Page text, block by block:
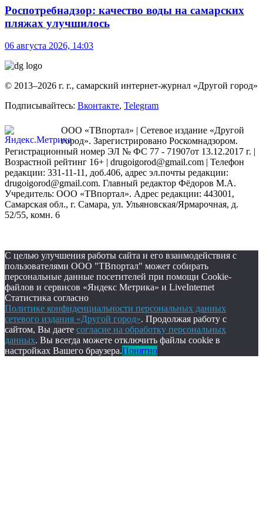
Роспотребнадзор: качество воды на самарских
пляжах улучшилось
06 августа 2026, 14:03
© 2013–2026 г. г., самарский интернет-журнал «Другой город»
Подписывайтесь: Вконтакте, Telegram
ООО «ТВпортал» | Сетевое издание «Другой
город». Зарегистрировано Роскомнадзором.
Регистрационный номер ЭЛ № ФС 77 - 71907от 13.12.2017 г. |
Возрастной рейтинг 16+ | drugoigorod@gmail.com | Телефон
редакции: 331-11-11, доб.406, адрес эл.почты редакции:
drugoigorod@gmail.com. Главный редактор Фёдоров М.А.
Учредитель: ООО «ТВпортал». Адрес редакции: 443001,
Самарская обл., г. Самара, ул. Ульяновская/Ярмарочная, д.
52/55, комн. 6
С целью улучшения работы сайта и его взаимодействия с
пользователями ООО "ТВпортал" может собирать
персональные данные посетителей при помощи Cookie-
файлов и сервисов «Яндекс Метрика» и LiveInternet
Статистика согласно
Политике конфиденциальности персональных данных
сетевого издания «Другой город». Продолжая работу с
сайтом, Вы даете согласие на обработку персональных
данных. Вы всегда можете отключить файлы cookie в
настройках Вашего браузера.Понятно